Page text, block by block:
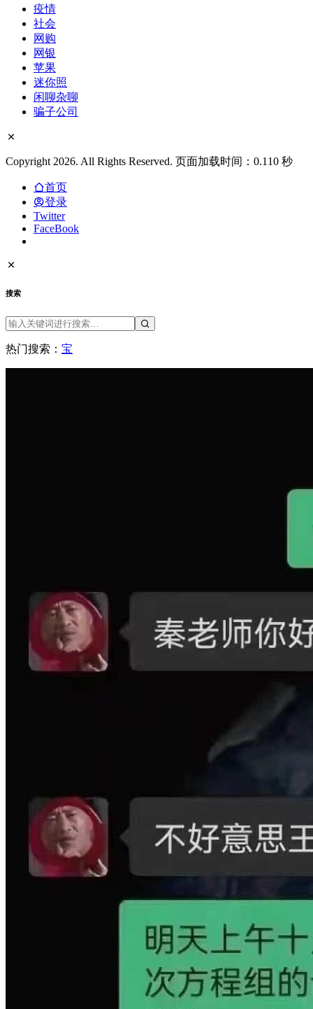
疫情
社会
网购
网银
苹果
迷你照
闲聊杂聊
骗子公司
Copyright 2026. All Rights Reserved. 页面加载时间：0.110 秒
首页
登录
Twitter
FaceBook
搜索
热门搜索： 宝